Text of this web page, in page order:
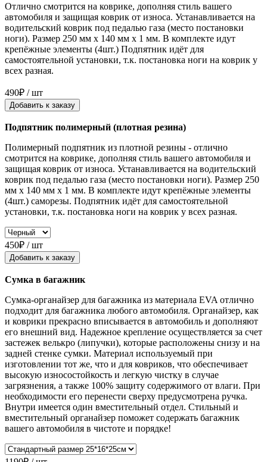
Отлично смотрится на коврике, дополняя стиль вашего
автомобиля и защищая коврик от износа. Устанавливается на
водительский коврик под педалью газа (место постановки
ноги). Размер 250 мм x 140 мм x 1 мм. В комплекте идут
крепёжные элементы (4шт.) Подпятник идёт для
самостоятельной установки, т.к. постановка ноги на коврик у
всех разная.
490₽ / шт
Добавить к заказу
Подпятник полимерный (плотная резина)
Полимерный подпятник из плотной резины - отлично
смотрится на коврике, дополняя стиль вашего автомобиля и
защищая коврик от износа. Устанавливается на водительский
коврик под педалью газа (место постановки ноги). Размер 250
мм x 140 мм x 1 мм. В комплекте идут крепёжные элементы
(4шт.) саморезы. Подпятник идёт для самостоятельной
установки, т.к. постановка ноги на коврик у всех разная.
450₽ / шт
Добавить к заказу
Сумка в багажник
Сумка-органайзер для багажника из материала EVA отлично
подходит для багажника любого автомобиля. Органайзер, как
и коврики прекрасно вписывается в автомобиль и дополняют
его внешний вид. Надежное крепление осуществляется за счет
застежек велькро (липучки), которые расположены снизу и на
задней стенке сумки. Материал используемый при
изготовлении тот же, что и для ковриков, что обеспечивает
высокую износостойкость и легкую чистку в случае
загрязнения, а также 100% защиту содержимого от влаги. При
необходимости его перенести сверху предусмотрена ручка.
Внутри имеется один вместительный отдел. Стильный и
вместительный органайзер поможет содержать багажник
вашего автомобиля в чистоте и порядке!